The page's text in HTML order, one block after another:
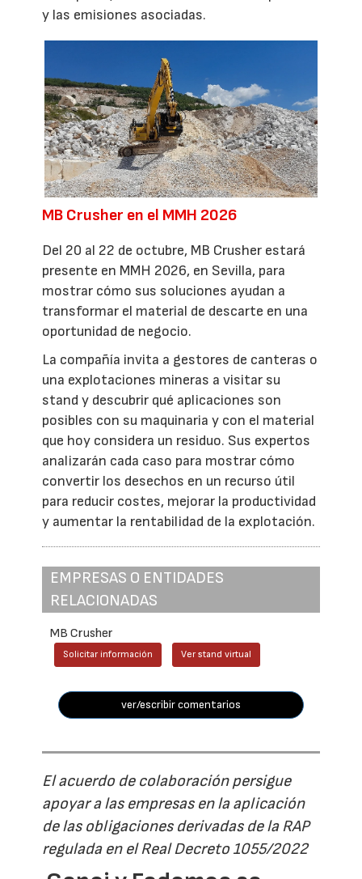
y las emisiones asociadas.
MB Crusher en el MMH 2026
Del 20 al 22 de octubre, MB Crusher estará
presente en MMH 2026, en Sevilla, para
mostrar cómo sus soluciones ayudan a
transformar el material de descarte en una
oportunidad de negocio.
La compañía invita a gestores de canteras o
una explotaciones mineras a visitar su
stand y descubrir qué aplicaciones son
posibles con su maquinaria y con el material
que hoy considera un residuo. Sus expertos
analizarán cada caso para mostrar cómo
convertir los desechos en un recurso útil
para reducir costes, mejorar la productividad
y aumentar la rentabilidad de la explotación.
EMPRESAS O ENTIDADES
RELACIONADAS
MB Crusher
Solicitar información Ver stand virtual
ver/escribir comentarios
El acuerdo de colaboración persigue
apoyar a las empresas en la aplicación
de las obligaciones derivadas de la RAP
regulada en el Real Decreto 1055/2022